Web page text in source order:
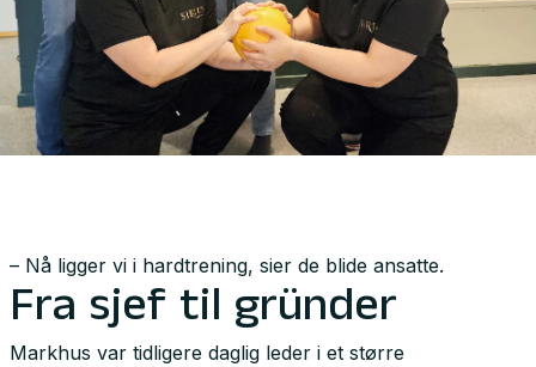
– Nå ligger vi i hardtrening, sier de blide ansatte.
Fra sjef til gründer
Markhus var tidligere daglig leder i et større